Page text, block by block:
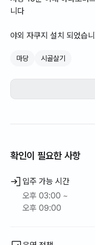
니다
야외 자쿠지 설치 되었습
감성있는 실내 숙소와 마
야외의 마디 라운지에서는
한 시간을 보내실 수 있고,
니다
마당 시골살기
확인이 필요한 사항
입주 가능 시간
오후 03:00 ~
오후 09:00